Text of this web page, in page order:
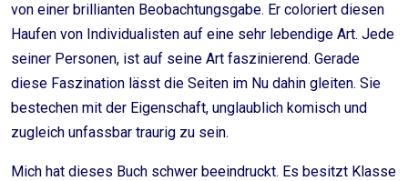
von einer brillianten Beobachtungsgabe. Er coloriert diesen
Haufen von Individualisten auf eine sehr lebendige Art. Jede
seiner Personen, ist auf seine Art faszinierend. Gerade
diese Faszination lässt die Seiten im Nu dahin gleiten. Sie
bestechen mit der Eigenschaft, unglaublich komisch und
zugleich unfassbar traurig zu sein.
Mich hat dieses Buch schwer beeindruckt. Es besitzt Klasse